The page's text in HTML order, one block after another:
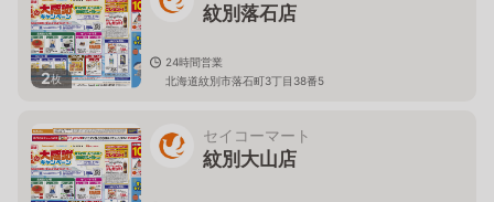
2枚
紋別落石店
24時間営業
北海道紋別市落石町3丁目38番5
セイコーマート
紋別大山店